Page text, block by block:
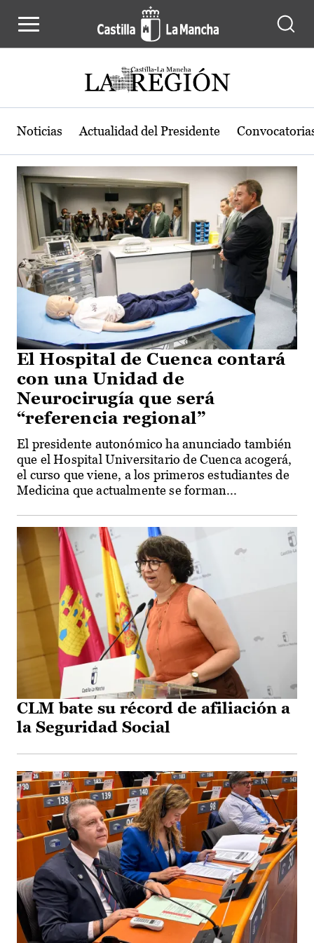
Actualidad de la región de Castilla-
Noticias Actualidad del Presidente
El Hospital de Cuenca contará
con una Unidad de
Neurocirugía que será
“referencia regional”
El presidente autonómico ha anunciado también
que el Hospital Universitario de Cuenca acogerá,
el curso que viene, a los primeros estudiantes de
Medicina que actualmente se forman...
CLM bate su récord de afiliación a
la Seguridad Social